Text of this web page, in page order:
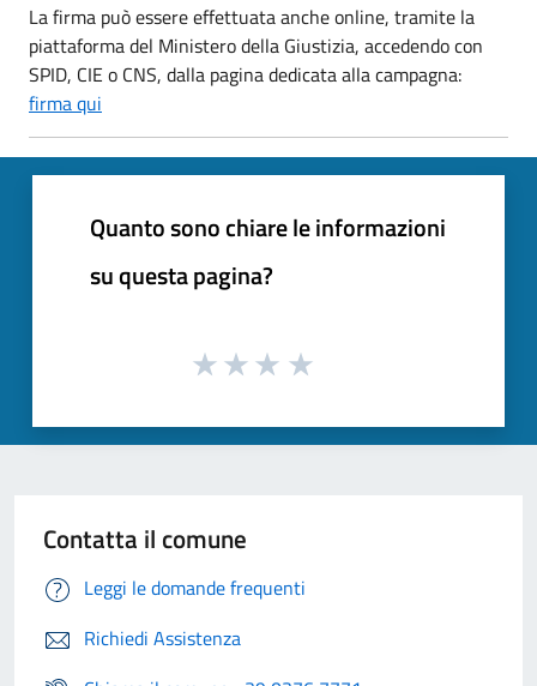
La firma può essere effettuata anche online, tramite la
piattaforma del Ministero della Giustizia, accedendo con
SPID, CIE o CNS, dalla pagina dedicata alla campagna:
firma qui
Quanto sono chiare le informazioni
su questa pagina?
Contatta il comune
Leggi le domande frequenti
Richiedi Assistenza